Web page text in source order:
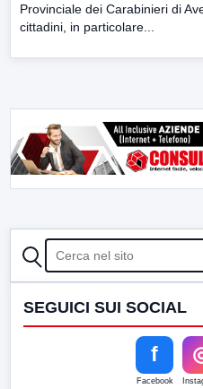
Provinciale dei Carabinieri di
cittadini, in particolare...
CERCA
SEGUICI SUI SOCIAL
f
Facebook